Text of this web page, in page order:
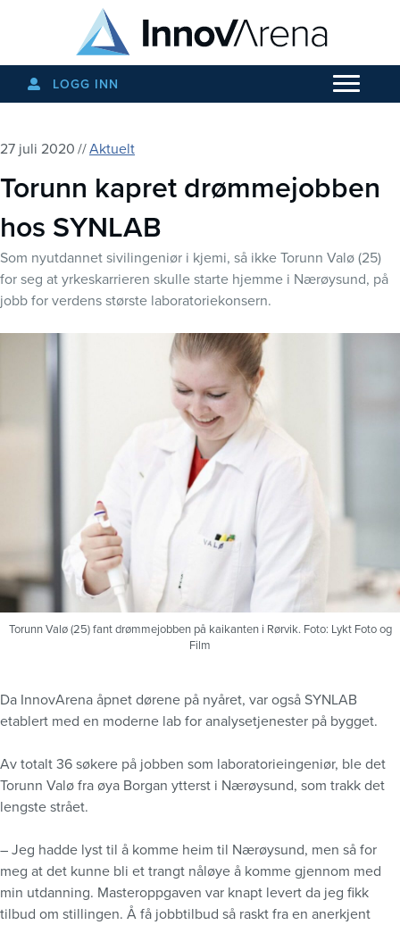
LOGG INN
27 juli 2020 //Aktuelt
Torunn kapret drømmejobben
hos SYNLAB
Som nyutdannet sivilingeniør i kjemi, så ikke Torunn Valø (25)
for seg at yrkeskarrieren skulle starte hjemme i Nærøysund, på
jobb for verdens største laboratoriekonsern.
Torunn Valø (25) fant drømmejobben på kaikanten i Rørvik. Foto: Lykt Foto og
Film
Da InnovArena åpnet dørene på nyåret, var også SYNLAB
etablert med en moderne lab for analysetjenester på bygget.
Av totalt 36 søkere på jobben som laboratorieingeniør, ble det
Torunn Valø fra øya Borgan ytterst i Nærøysund, som trakk det
lengste strået.
– Jeg hadde lyst til å komme heim til Nærøysund, men så for
meg at det kunne bli et trangt nåløye å komme gjennom med
min utdanning. Masteroppgaven var knapt levert da jeg fikk
tilbud om stillingen. Å få jobbtilbud så raskt fra en anerkjent